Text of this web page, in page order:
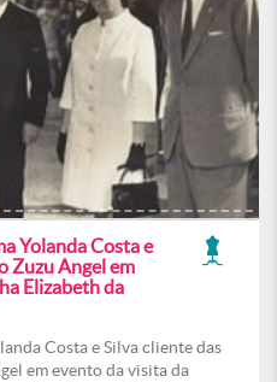
Yolanda Costa e
Zuzu Angel em
Elizabeth da
Costa e Silva cliente das
em evento da visita da